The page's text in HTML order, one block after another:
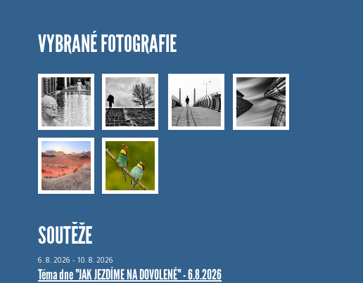
VYBRANÉ FOTOGRAFIE
SOUTĚŽE
6. 8. 2026 - 10. 8. 2026
Téma dne "JAK JEZDÍME NA DOVOLENÉ" - 6.8.2026